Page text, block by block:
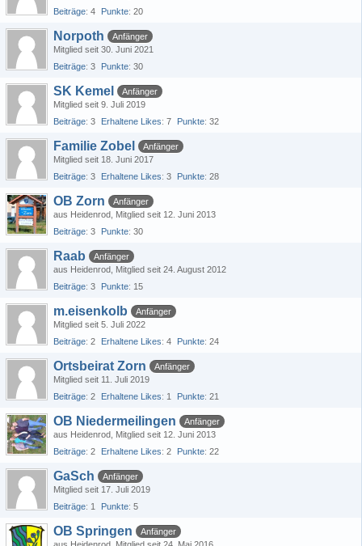
Beiträge 4 Punkte 20
Norpoth
Anfänger
Mitglied seit 30. Juni 2021
Beiträge 3 Punkte 30
SK Kemel
Anfänger
Mitglied seit 9. Juli 2019
Beiträge 3 Erhaltene Likes 7 Punkte 32
Familie Zobel
Anfänger
Mitglied seit 18. Juni 2017
Beiträge 3 Erhaltene Likes 3 Punkte 28
OB Zorn
Anfänger
aus Heidenrod Mitglied seit 12. Juni 2013
Beiträge 3 Punkte 30
Raab
Anfänger
aus Heidenrod Mitglied seit 24. August 2012
Beiträge 3 Punkte 15
m.eisenkolb
Anfänger
Mitglied seit 5. Juli 2022
Beiträge 2 Erhaltene Likes 4 Punkte 24
Ortsbeirat Zorn
Anfänger
Mitglied seit 11. Juli 2019
Beiträge 2 Erhaltene Likes 1 Punkte 21
OB Niedermeilingen
Anfänger
aus Heidenrod Mitglied seit 12. Juni 2013
Beiträge 2 Erhaltene Likes 2 Punkte 22
GaSch
Anfänger
Mitglied seit 17. Juli 2019
Beiträge 1 Punkte 5
OB Springen
Anfänger